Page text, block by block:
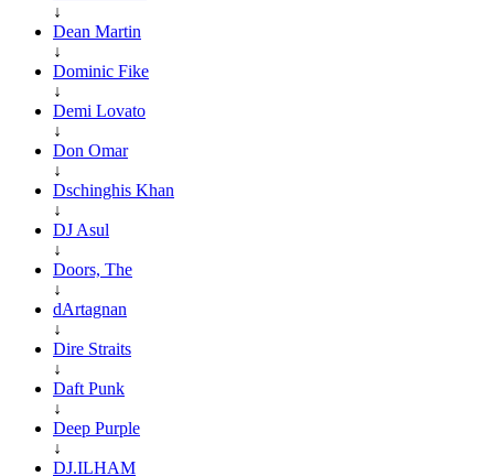
↓
Dean Martin
↓
Dominic Fike
↓
Demi Lovato
↓
Don Omar
↓
Dschinghis Khan
↓
DJ Asul
↓
Doors, The
↓
dArtagnan
↓
Dire Straits
↓
Daft Punk
↓
Deep Purple
↓
DJ.ILHAM